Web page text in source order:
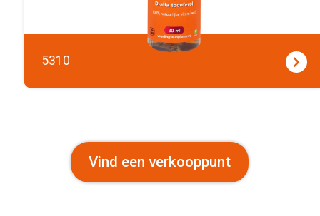
5310
Vind een verkooppunt